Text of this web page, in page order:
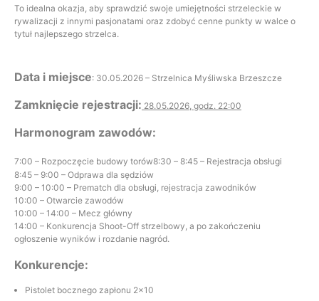
To idealna okazja, aby sprawdzić swoje umiejętności strzeleckie w
rywalizacji z innymi pasjonatami oraz zdobyć cenne punkty w walce o
tytuł najlepszego strzelca.
Data i miejsce: 30.05.2026 – Strzelnica Myśliwska Brzeszcze
Zamknięcie rejestracji: 28.05.2026, godz. 22:00
Harmonogram zawodów:
7:00 – Rozpoczęcie budowy torów8:30 – 8:45 – Rejestracja obsługi
8:45 – 9:00 – Odprawa dla sędziów
9:00 – 10:00 – Prematch dla obsługi, rejestracja zawodników
10:00 – Otwarcie zawodów
10:00 – 14:00 – Mecz główny
14:00 – Konkurencja Shoot-Off strzelbowy, a po zakończeniu
ogłoszenie wyników i rozdanie nagród.
Konkurencje:
Pistolet bocznego zapłonu 2×10